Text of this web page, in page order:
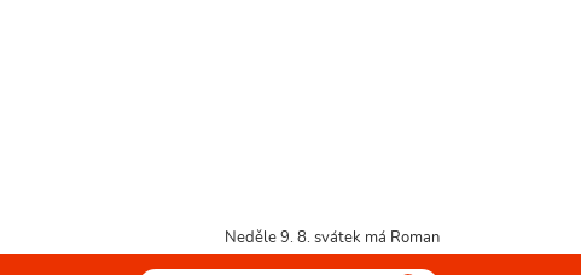
Neděle 9. 8. svátek má Roman